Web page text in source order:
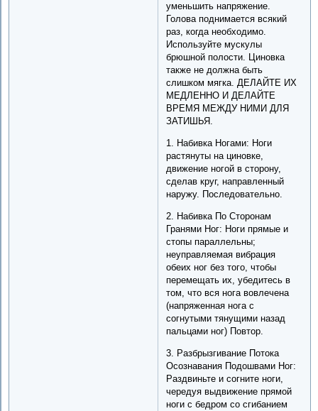
уменьшить напряжение.
Голова поднимается всякий
раз, когда необходимо.
Используйте мускулы
брюшной полости. Циновка
также не должна быть
слишком мягка. ДЕЛАЙТЕ ИХ
МЕДЛЕННО И ДЕЛАЙТЕ
ВРЕМЯ МЕЖДУ НИМИ ДЛЯ
ЗАТИШЬЯ.
1. Набивка Ногами: Ноги
растянуты на циновке,
движение ногой в сторону,
сделав круг, направленный
наружу. Последовательно.
2. Набивка По Сторонам
Гранями Ног: Ноги прямые и
стопы параллельны;
неуправляемая вибрация
обеих ног без того, чтобы
перемещать их, убедитесь в
том, что вся нога вовлечена
(напряженная нога с
согнутыми тянущими назад
пальцами ног) Повтор.
3. Разбрызгивание Потока
Осознавания Подошвами Ног:
Раздвиньте и согните ноги,
чередуя выдвижение прямой
ноги с бедром со сгибанием